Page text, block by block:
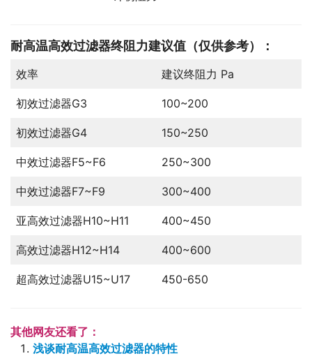
耐高温高效过滤器终阻力建议值（仅供参考）：
效率 建议终阻力 Pa
初效过滤器G3 100~200
初效过滤器G4 150~250
中效过滤器F5~F6 250~300
中效过滤器F7~F9 300~400
亚高效过滤器H10~H11 400~450
高效过滤器H12~H14 400~600
超高效过滤器U15~U17 450-650
其他网友还看了：
浅谈耐高温高效过滤器的特性